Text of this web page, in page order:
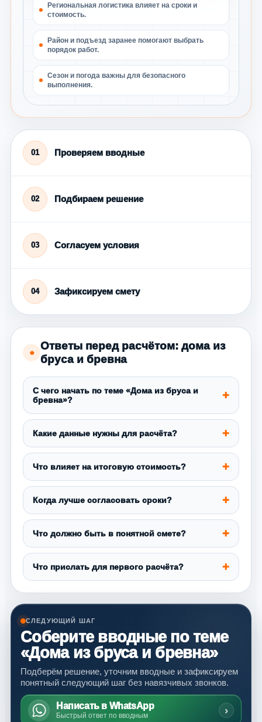
Региональная логистика влияет на сроки и
стоимость.
Район и подъезд заранее помогают выбрать
порядок работ.
Сезон и погода важны для безопасного
выполнения.
01 Проверяем вводные
02 Подбираем решение
03 Согласуем условия
04 Зафиксируем смету
●
Ответы перед расчётом: дома из
бруса и бревна
С чего начать по теме «Дома из бруса и
бревна»?
Какие данные нужны для расчёта?
Что влияет на итоговую стоимость?
Когда лучше согласовать сроки?
Что должно быть в понятной смете?
Что прислать для первого расчёта?
СЛЕДУЮЩИЙ ШАГ
Соберите вводные по теме
«Дома из бруса и бревна»
Подберём решение, уточним вводные и зафиксируем
понятный следующий шаг без навязчивых звонков.
Написать в WhatsApp
Быстрый ответ по вводным ›